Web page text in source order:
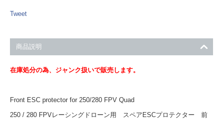
Tweet
商品説明
在庫処分の為、ジャンク扱いで販売します。
Front ESC protector for 250/280 FPV Quad
250 / 280 FPVレーシングドローン用 スペアESCプロテクター 前